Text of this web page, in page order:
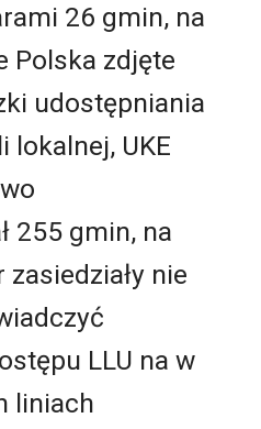
26 gmin, na
Polska zdjęte
udostępniania
lokalnej, UKE
255 gmin, na
nie
LLU na w
liniach